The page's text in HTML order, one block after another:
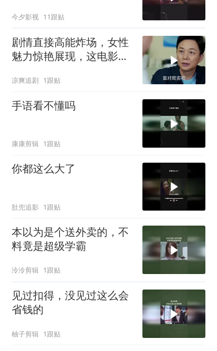
今夕影视 11跟贴
剧情直接高能炸场，女性
魅力惊艳展现，这电影堪
凉爽追剧 1跟贴
手语看不懂吗
康康剪辑 1跟贴
你都这么大了
肚兜追影 1跟贴
本以为是个送外卖的，不
料竟是超级学霸
泠泠剪辑 1跟贴
见过扣得，没见过这么会
省钱的
柚子剪辑 1跟贴